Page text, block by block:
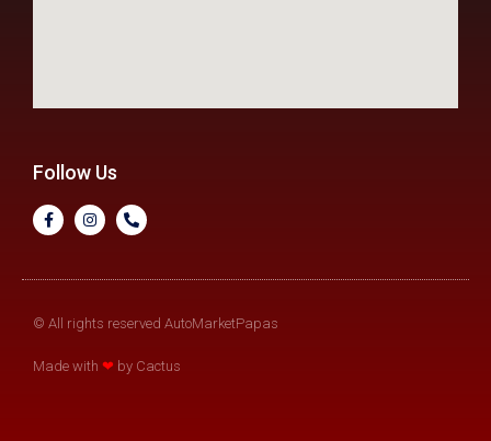
Follow Us
© All rights reserved AutoMarketPapas
Made with ❤ by Cactus​​